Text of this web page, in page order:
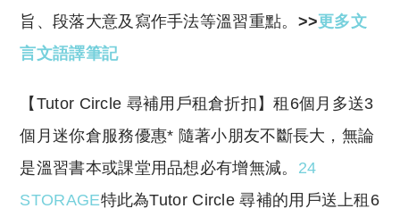
旨、段落大意及寫作手法等溫習重點。 >>更多文
言文語譯筆記
​【Tutor Circle 尋補用戶租倉折扣】租6個月多送3
個月迷你倉服務優惠* 隨著小朋友不斷長大，無論
是溫習書本或課堂用品想必有增無減。 24
STORAGE特此為Tutor Circle 尋補的用戶送上租6